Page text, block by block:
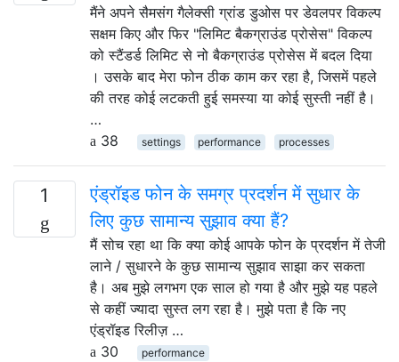
मैंने अपने सैमसंग गैलेक्सी ग्रांड डुओस पर डेवलपर विकल्प
सक्षम किए और फिर "लिमिट बैकग्राउंड प्रोसेस" विकल्प
को स्टैंडर्ड लिमिट से नो बैकग्राउंड प्रोसेस में बदल दिया
। उसके बाद मेरा फोन ठीक काम कर रहा है, जिसमें पहले
की तरह कोई लटकती हुई समस्या या कोई सुस्ती नहीं है।
…
38
settings performance processes
1
एंड्रॉइड फोन के समग्र प्रदर्शन में सुधार के
लिए कुछ सामान्य सुझाव क्या हैं?
मैं सोच रहा था कि क्या कोई आपके फोन के प्रदर्शन में तेजी
लाने / सुधारने के कुछ सामान्य सुझाव साझा कर सकता
है। अब मुझे लगभग एक साल हो गया है और मुझे यह पहले
से कहीं ज्यादा सुस्त लग रहा है। मुझे पता है कि नए
एंड्रॉइड रिलीज़ …
30
performance